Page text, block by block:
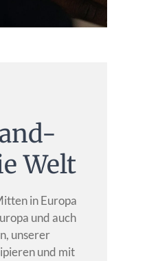
Welt
in Europa
und auch
unserer
und mit